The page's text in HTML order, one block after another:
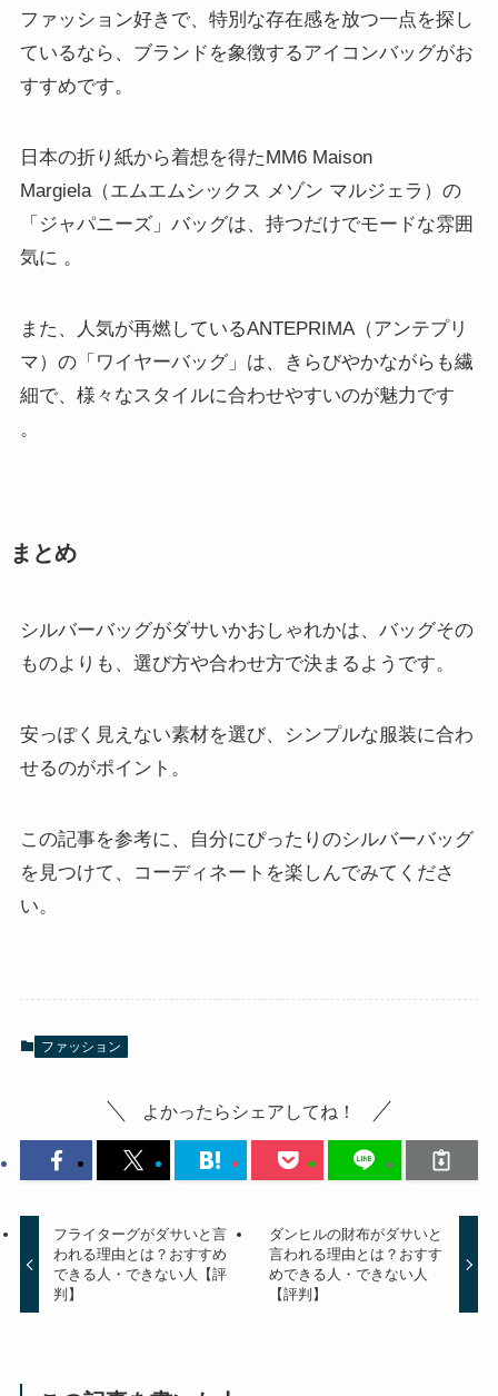
ファッション好きで、特別な存在感を放つ一点を探し
ているなら、ブランドを象徴するアイコンバッグがお
すすめです。
日本の折り紙から着想を得たMM6 Maison
Margiela（エムエムシックス メゾン マルジェラ）の
「ジャパニーズ」バッグは、持つだけでモードな雰囲
気に 。
また、人気が再燃しているANTEPRIMA（アンテプリ
マ）の「ワイヤーバッグ」は、きらびやかながらも繊
細で、様々なスタイルに合わせやすいのが魅力です
。
まとめ
シルバーバッグがダサいかおしゃれかは、バッグその
ものよりも、選び方や合わせ方で決まるようです。
安っぽく見えない素材を選び、シンプルな服装に合わ
せるのがポイント。
この記事を参考に、自分にぴったりのシルバーバッグ
を見つけて、コーディネートを楽しんでみてくださ
い。
ファッション
よかったらシェアしてね！
フライターグがダサいと言
われる理由とは？おすすめ
できる人・できない人【評
判】
ダンヒルの財布がダサいと
言われる理由とは？おすす
めできる人・できない人
【評判】